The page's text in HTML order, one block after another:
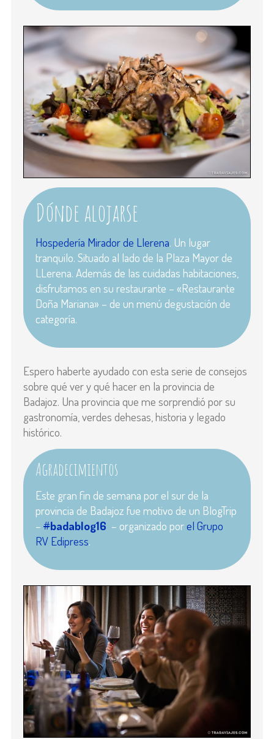
Dónde alojarse
Hospedería Mirador de Llerena. Un lugar
tranquilo. Situado al lado de la Plaza Mayor de
LLerena. Además de las cuidadas habitaciones,
disfrutamos en su restaurante – «Restaurante
Doña Mariana» – de un menú degustación de
categoría.
Espero haberte ayudado con esta serie de consejos
sobre qué ver y qué hacer en la provincia de
Badajoz. Una provincia que me sorprendió por su
gastronomía, verdes dehesas, historia y legado
histórico.
Agradecimientos
Este gran fin de semana por el sur de la
provincia de Badajoz fue motivo de un BlogTrip
– #badablog16 – organizado porel Grupo
RV Edipress.